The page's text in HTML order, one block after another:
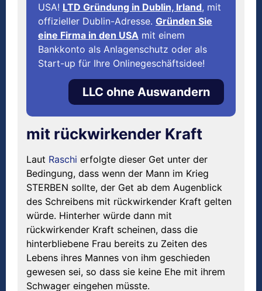
USA! LTD Gründung in Dublin, Irland, mit
offizieller Dublin-Adresse. Gründen Sie
eine Firma in den USA mit einem
Bankkonto als Anlagenschutz oder als
Start-up für Ihre Onlinegeschäftsidee!
LLC ohne Auswandern
mit rückwirkender Kraft
Laut Raschi erfolgte dieser Get unter der
Bedingung, dass wenn der Mann im Krieg
STERBEN sollte, der Get ab dem Augenblick
des Schreibens mit rückwirkender Kraft gelten
würde. Hinterher würde dann mit
rückwirkender Kraft scheinen, dass die
hinterbliebene Frau bereits zu Zeiten des
Lebens ihres Mannes von ihm geschieden
gewesen sei, so dass sie keine Ehe mit ihrem
Schwager eingehen müsste.